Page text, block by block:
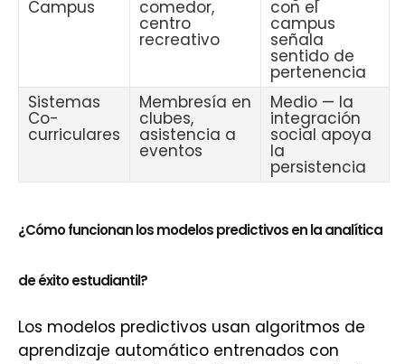
Campus comedor,
centro
recreativo
con el
campus
señala
sentido de
pertenencia
Sistemas
Co-
curriculares
Membresía en
clubes,
asistencia a
eventos
Medio — la
integración
social apoya
la
persistencia
¿Cómo funcionan los modelos predictivos en la analítica
de éxito estudiantil?
Los modelos predictivos usan algoritmos de
aprendizaje automático entrenados con